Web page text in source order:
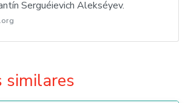
Serguéievich Alekséyev.
similares